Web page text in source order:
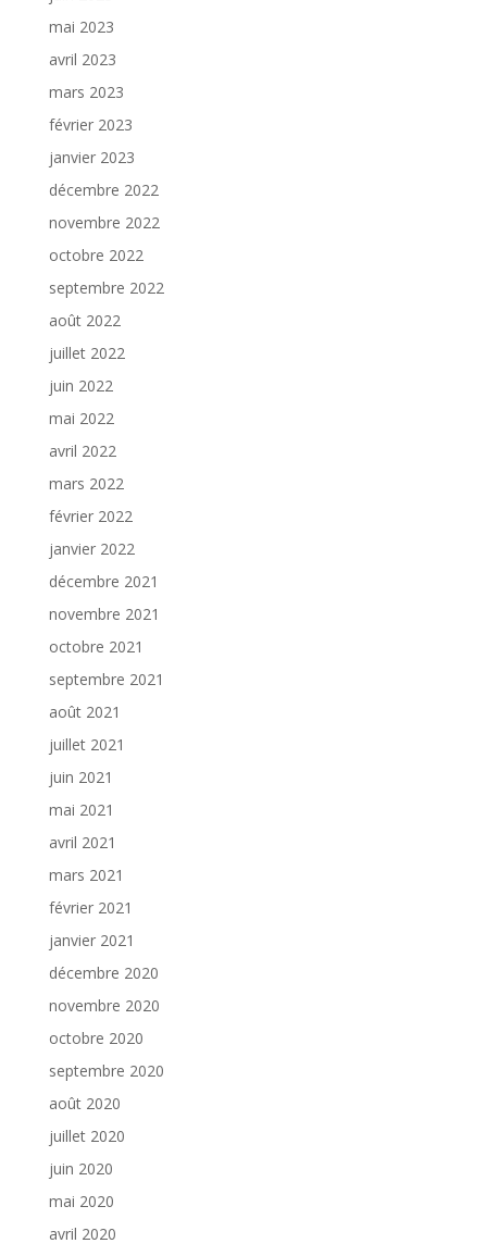
mai 2023
avril 2023
mars 2023
février 2023
janvier 2023
décembre 2022
novembre 2022
octobre 2022
septembre 2022
août 2022
juillet 2022
juin 2022
mai 2022
avril 2022
mars 2022
février 2022
janvier 2022
décembre 2021
novembre 2021
octobre 2021
septembre 2021
août 2021
juillet 2021
juin 2021
mai 2021
avril 2021
mars 2021
février 2021
janvier 2021
décembre 2020
novembre 2020
octobre 2020
septembre 2020
août 2020
juillet 2020
juin 2020
mai 2020
avril 2020